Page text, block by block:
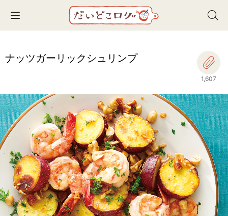
Toggle navigation
ナッツガーリックシュリンプ
1,607